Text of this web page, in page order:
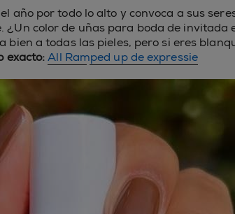
año por todo lo alto y convoca a sus
¿Un color de uñas para boda de invitada
bien a todas las pieles, pero si eres
exacto:All Ramped up de expressie